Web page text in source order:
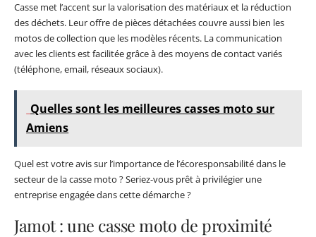
Casse met l’accent sur la valorisation des matériaux et la réduction
des déchets. Leur offre de pièces détachées couvre aussi bien les
motos de collection que les modèles récents. La communication
avec les clients est facilitée grâce à des moyens de contact variés
(téléphone, email, réseaux sociaux).
Quelles sont les meilleures casses moto sur
Amiens
Quel est votre avis sur l’importance de l’écoresponsabilité dans le
secteur de la casse moto ? Seriez-vous prêt à privilégier une
entreprise engagée dans cette démarche ?
Jamot : une casse moto de proximité